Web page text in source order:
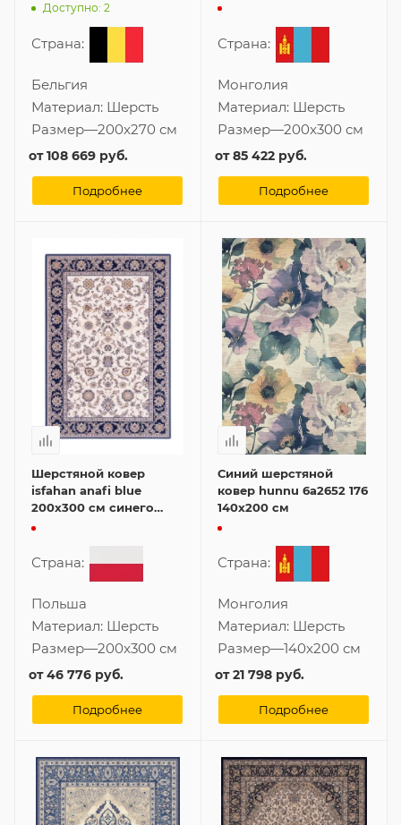
Доступно: 2
Страна:
Бельгия
Материал: Шерсть
Размер—200x270 см
от108 669 руб.
Подробнее
Страна:
Монголия
Материал: Шерсть
Размер—200x300 см
от85 422 руб.
Подробнее
Шерстяной ковер
isfahan anafi blue
200x300 см синего
цвета
Страна:
Польша
Материал: Шерсть
Размер—200x300 см
от46 776 руб.
Подробнее
Синий шерстяной
ковер hunnu 6a2652 176
140x200 см
Страна:
Монголия
Материал: Шерсть
Размер—140x200 см
от21 798 руб.
Подробнее